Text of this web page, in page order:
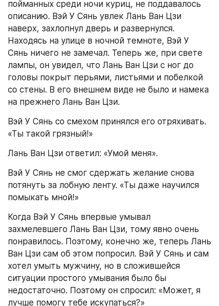
пойманных среди ночи куриц, не поддавалось
описанию. Вэй У Сянь увлек Лань Ван Цзи
наверх, захлопнул дверь и развернулся.
Находясь на улице в ночной темноте, Вэй У
Сянь ничего не замечал. Теперь же, при свете
лампы, он увидел, что Лань Ван Цзи с ног до
головы покрыт перьями, листьями и побелкой
со стены. В его внешнем виде не было и намека
на прежнего Лань Ван Цзи.
Вэй У Сянь со смехом принялся его отряхивать.
«Ты такой грязный!»
Лань Ван Цзи ответил: «Умой меня».
Вэй У Сянь не смог сдержать желание снова
потянуть за лобную ленту. «Ты даже научился
помыкать мной!»
Когда Вэй У Сянь впервые умывал
захмелевшего Лань Ван Цзи, тому явно очень
понравилось. Поэтому, конечно же, теперь Лань
Ван Цзи сам об этом попросил. Вэй У Сянь и сам
хотел умыть мужчину, но в сложившейся
ситуации простого умывания было бы
недостаточно. Поэтому он спросил: «Может, я
лучше помогу тебе искупаться?»